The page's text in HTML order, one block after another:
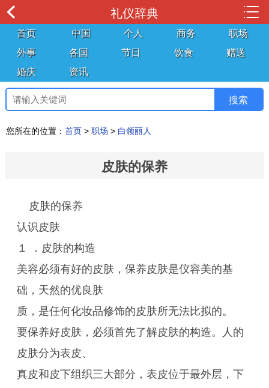
礼仪辞典
首页 中国 个人 商务
职场
外事
各国 节日 饮食
赠送
婚庆
资讯
您所在的位置： 首页 > 职场 > 白领丽人
皮肤的保养
皮肤的保养
认识皮肤
１ ．皮肤的构造
美容必须有好的皮肤，保养皮肤是仪容美的基
础，天然的优良肤
质，是任何化妆品修饰的皮肤所无法比拟的。
要保养好皮肤，必须首先了解皮肤的构造。人的
皮肤分为表皮、
真皮和皮下组织三大部分，表皮位于最外层，下